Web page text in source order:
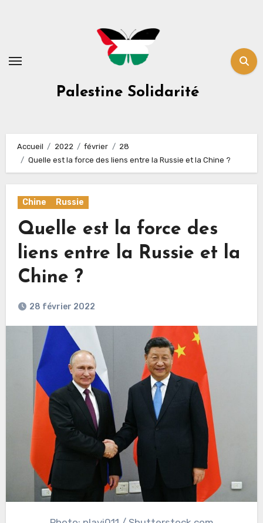
Palestine Solidarité
Accueil 2022 février
28
Quelle est la force des liens entre la Russie et la Chine ?
Chine Russie
Quelle est la force des
liens entre la Russie et la
Chine ?
28 février 2022